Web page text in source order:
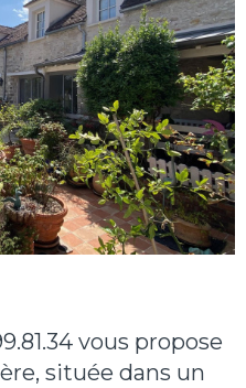
vous propose
située dans un